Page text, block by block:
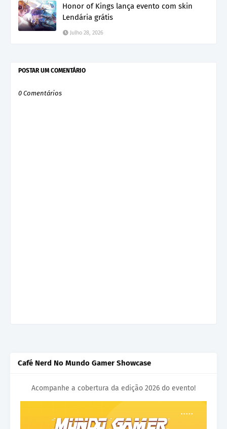
Honor of Kings lança evento com skin
Lendária grátis
Julho 28, 2026
POSTAR UM COMENTÁRIO
0 Comentários
Café Nerd No Mundo Gamer Showcase
Acompanhe a cobertura da edição 2026 do evento!